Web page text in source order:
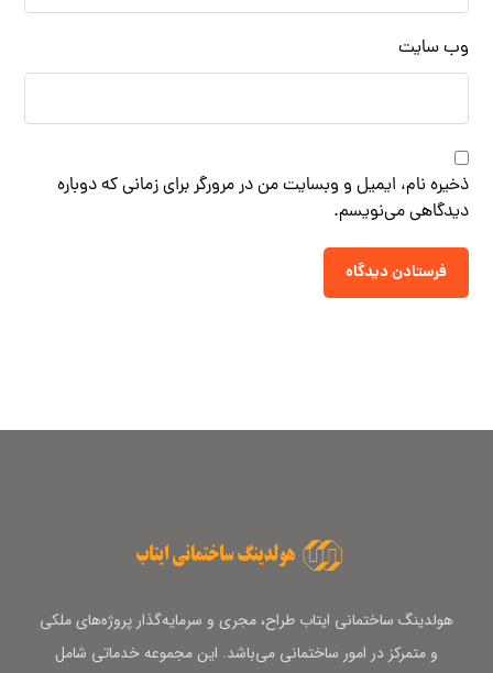
وب‌ سایت
ذخیره نام، ایمیل و وبسایت من در مرورگر برای زمانی که دوباره
دیدگاهی می‌نویسم.
فرستادن دیدگاه
هولدینگ ساختمانی ایتاب طراح، مجری و سرمایه‌گذار پروژه‌های ملکی
و متمرکز در امور ساختمانی می‌باشد. این مجموعه خدماتی شامل